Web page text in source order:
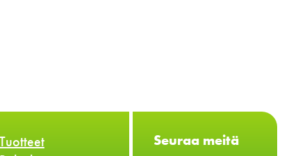
Tuotteet
Seuraa meitä